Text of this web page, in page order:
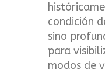
condición
sino
para
modos de